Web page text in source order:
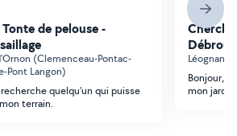
de pelouse -
(Clemenceau-Pontac-
Pont Langon)
quelqu'un qui puisse
terrain.
Léognan
Bonjour,
mon jardin